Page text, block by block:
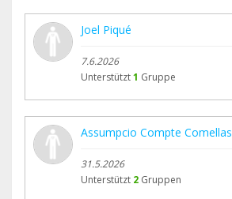
Joel Piqué
7.6.2026
Unterstützt1 Gruppe
Assumpcio Compte Comellas
31.5.2026
Unterstützt 2 Gruppen